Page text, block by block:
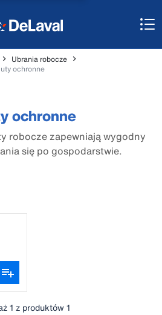
Ubrania robocze
ochronne
ochronne
robocze zapewniają wygodny
się po gospodarstwie.
1 z produktów 1